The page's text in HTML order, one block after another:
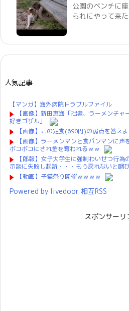
公園のベンチに
られにやって来た
人気記事
【マンガ】海外病院トラブルファイル
【画像】新田恵海「拙者、ラーメンチャ
好きゴザル」
【画像】この定食(690円)の弱点を答え
【画像】ラーメンマンと食パンマンに声
ボコボコにされ金を奪われるｗｗ
【郎報】女子大学生に強制わいせつ行為
示談に失敗し起訴・・・もう戻れないと咽
【動画】子猫祭り開催ｗｗｗｗ
Powered by livedoor 相互RSS
スポンサーリ